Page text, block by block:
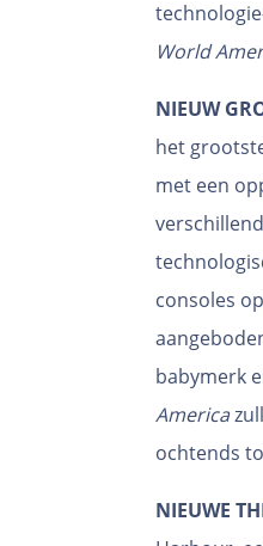
World
NIEUW
het
met een
consoles
babymerk
America
ochtends
NIEUWE